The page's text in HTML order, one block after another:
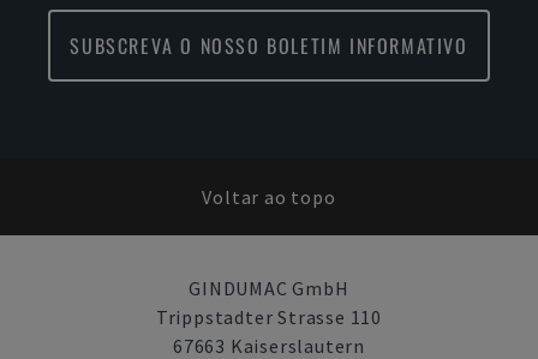
SUBSCREVA O NOSSO BOLETIM INFORMATIVO
Voltar ao topo
GINDUMAC GmbH
Trippstadter Strasse 110
67663 Kaiserslautern